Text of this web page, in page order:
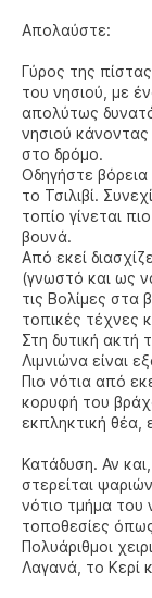
Απολαύστε:
Γύρος της
του νησιού, με
απολύτως
νησιού
στο δρόμο.
Οδηγήστε
το Τσιλιβί.
τοπίο γίνεται
βουνά.
Από εκεί
(γνωστό και ως
τις Βολίμες στα
τοπικές τέχνες
Στη δυτική ακτή
Λιμνιώνα είναι
Πιο νότια από
κορυφή του
εκπληκτική θέα,
Κατάδυση. Αν
στερείται
νότιο τμήμα του
τοποθεσίες
Πολυάριθμοι
Λαγανά, το Κερί